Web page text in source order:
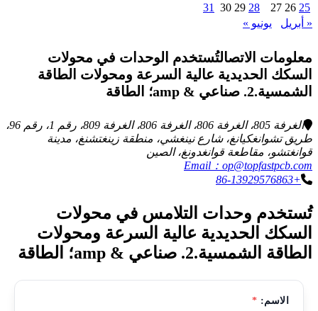
25
26
27
28
29
30
31
« أبريل
يونيو »
معلومات الاتصالتُستخدم الوحدات في محولات
السكك الحديدية عالية السرعة ومحولات الطاقة
الشمسية.2. صناعي & amp؛ الطاقة
الغرفة 805، الغرفة 806، الغرفة 806، الغرفة 809، رقم 1، رقم 96،
طريق تشوانغكيانغ، شارع نينغشي، منطقة زينغتشنغ، مدينة
قوانغتشو، مقاطعة قوانغدونغ، الصين
Email：op@topfastpcb.com
+86-13929576863
تُستخدم وحدات التلامس في محولات
السكك الحديدية عالية السرعة ومحولات
الطاقة الشمسية.2. صناعي & amp؛ الطاقة
الاسم: *